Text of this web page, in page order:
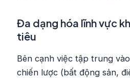
Đa dạng hóa lĩnh vực
tiêu
Bên cạnh việc tập trung
chiến lược (bất động sản,